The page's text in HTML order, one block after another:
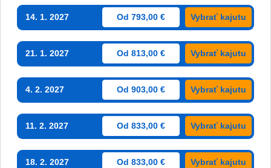
14. 1. 2027 Od 793,00 € Vybrať kajutu
21. 1. 2027 Od 813,00 € Vybrať kajutu
4. 2. 2027 Od 903,00 € Vybrať kajutu
11. 2. 2027 Od 833,00 € Vybrať kajutu
18. 2. 2027 Od 833,00 € Vybrať kajutu